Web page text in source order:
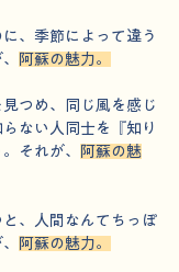
、季節によって違う
阿蘇の魅力。
つめ、同じ風を感じ
ない人同士を『知り
それが、
阿蘇の魅
、人間なんてちっぽ
阿蘇の魅力。